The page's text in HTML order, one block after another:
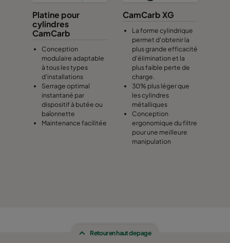
Platine pour
cylindres
CamCarb
Conception
modulaire adaptable
à tous les types
d'installations
Serrage optimal
instantané par
dispositif à butée ou
baïonnette
Maintenance facilitée
CamCarb XG
La forme cylindrique
permet d'obtenir la
plus grande efficacité
d'élimination et la
plus faible perte de
charge.
30% plus léger que
les cylindres
métalliques
Conception
ergonomique du filtre
pour une meilleure
manipulation
Retour en haut de page